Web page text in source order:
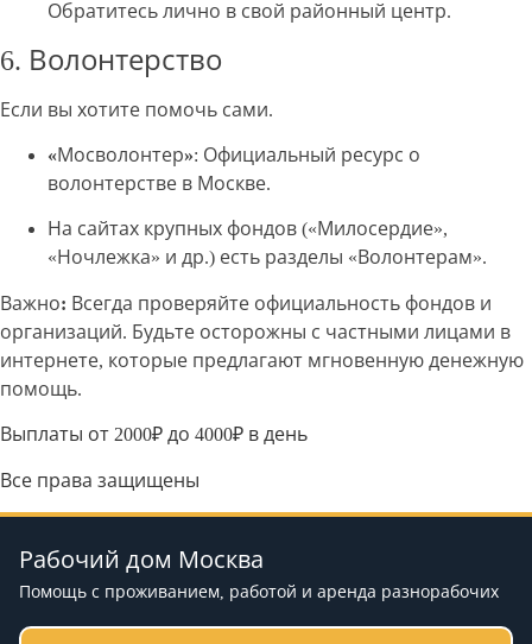
Обратитесь лично в свой районный центр.
6. Волонтерство
Если вы хотите помочь сами.
«Мосволонтер»: Официальный ресурс о
волонтерстве в Москве.
На сайтах крупных фондов («Милосердие»,
«Ночлежка» и др.) есть разделы «Волонтерам».
Важно: Всегда проверяйте официальность фондов и
организаций. Будьте осторожны с частными лицами в
интернете, которые предлагают мгновенную денежную
помощь.
Выплаты от 2000₽ до 4000₽ в день
Все права защищены
Рабочий дом Москва
Помощь с проживанием, работой и аренда разнорабочих